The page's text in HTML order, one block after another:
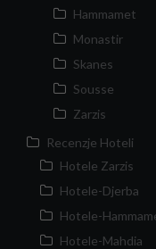
Hammamet
Monastir
Skanes
Sousse
Zarzis
Recenzje Hoteli
Hotele Zarzis
Hotele-Djerba
Hotele-
Hotele-Mahdia